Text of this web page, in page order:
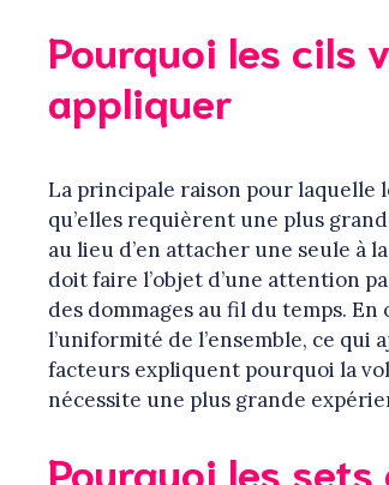
Pourquoi les cils
appliquer
La principale raison pour laquelle
qu’elles requièrent une plus
au lieu d’en attacher une seule à
doit faire l’objet d’une attention
des dommages au fil du temps.
l’uniformité de l’ensemble, ce qui
facteurs expliquent pourquoi la
nécessite une plus grande
Pourquoi les